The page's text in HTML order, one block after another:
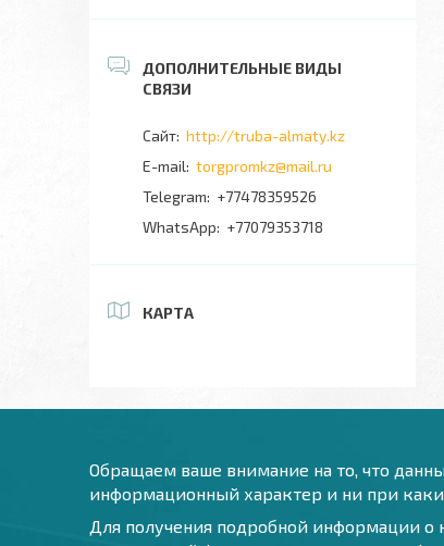
http://truba-almaty.kz
torgpromkz@mail.ru
+77478359526
+77079353718
КАРТА
Обращаем ваше внимание на то, что
информационный характер и ни при
Для получения подробной информации о